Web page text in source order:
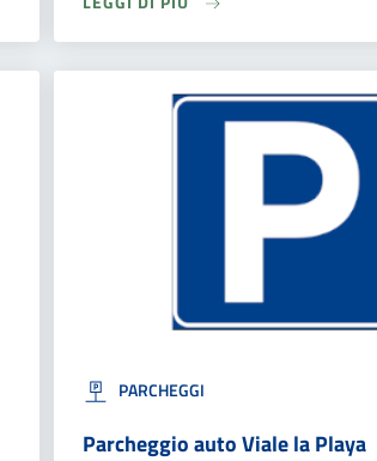
PARCHEGGI
Parcheggio auto Viale la Playa